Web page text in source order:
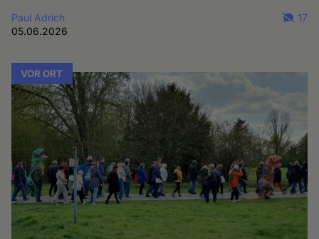
Paul Adrich
05.06.2026
17
VOR ORT